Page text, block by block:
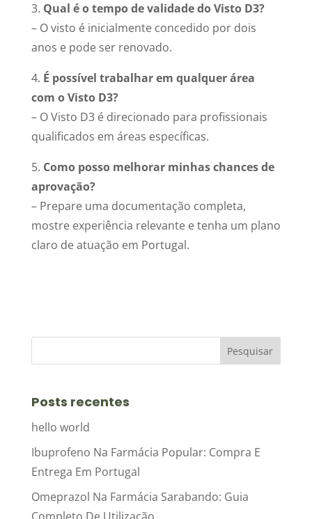
3. Qual é o tempo de validade do Visto D3?
– O visto é inicialmente concedido por dois
anos e pode ser renovado.
4. É possível trabalhar em qualquer área
com o Visto D3?
– O Visto D3 é direcionado para profissionais
qualificados em áreas específicas.
5. Como posso melhorar minhas chances de
aprovação?
– Prepare uma documentação completa,
mostre experiência relevante e tenha um plano
claro de atuação em Portugal.
Posts recentes
hello world
Ibuprofeno Na Farmácia Popular: Compra E
Entrega Em Portugal
Omeprazol Na Farmácia Sarabando: Guia